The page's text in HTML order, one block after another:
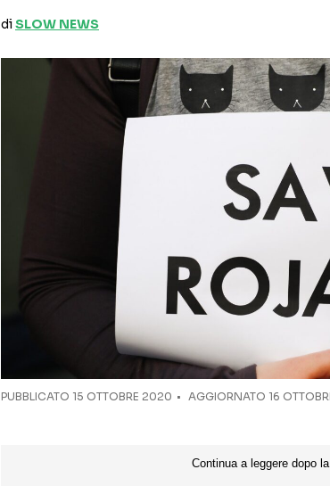
diSLOW NEWS
PUBBLICATO 15 OTTOBRE 2020 AGGIORNATO 16